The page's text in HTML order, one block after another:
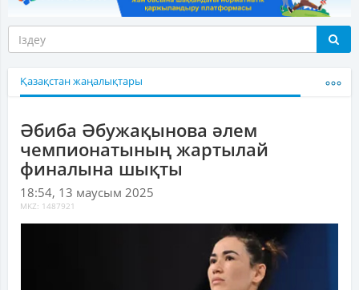
Қазақстан жаңалықтары
Әбиба Әбужақынова әлем
чемпионатының жартылай
финалына шықты
18:54, 13 маусым 2025
MKZ: 1487921